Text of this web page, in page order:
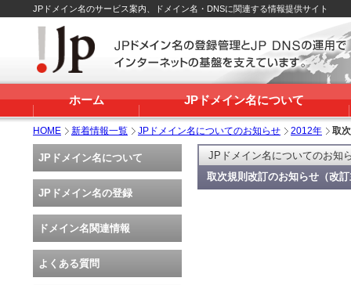
JPドメイン名のサービス案内、ドメイン名・DNSに関連する情報提供サイト
ホーム JPドメイン名について
HOME 新着情報一覧 JPドメイン名についてのお知らせ 2012年 取
JPドメイン名についてのお知
取次規則改訂のお知らせ（改
JPドメイン名について
JPドメイン名の登録
ドメイン名関連情報
よくある質問